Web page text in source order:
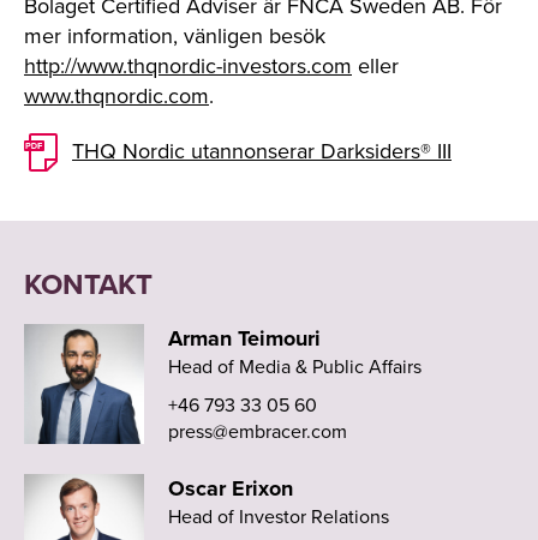
mer information, vänligen besök
http://www.thqnordic-investors.com eller
www.thqnordic.com.
THQ Nordic utannonserar Darksiders® III
KONTAKT
Arman Teimouri
Head of Media & Public Affairs
+46 793 33 05 60
press@embracer.com
Oscar Erixon
Head of Investor Relations